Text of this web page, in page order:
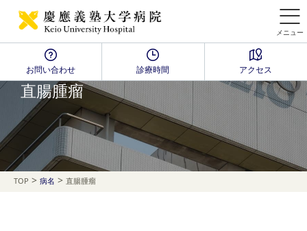
メニュー
お問い合わせ 診療時間 アクセス
Disease Name Search
直腸腫瘤
TOP > 病名 > 直腸腫瘤